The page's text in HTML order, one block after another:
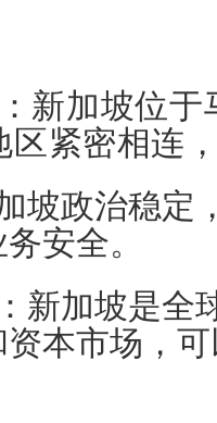
新加坡位
区紧密相连
坡政治稳定
安全。
新加坡是全
本市场，